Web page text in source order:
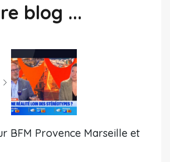
blog ...
BFM Provence Marseille et